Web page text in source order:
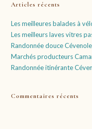
Articles récents
Les meilleures balades à
Les meilleurs laves vitres
Randonnée douce
Marchés producteurs
Randonnée itinérante
Commentaires récents